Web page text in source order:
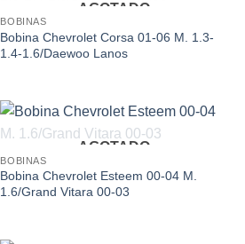
AGOTADO
BOBINAS
Bobina Chevrolet Corsa 01-06 M. 1.3-
1.4-1.6/Daewoo Lanos
AGOTADO
BOBINAS
Bobina Chevrolet Esteem 00-04 M.
1.6/Grand Vitara 00-03